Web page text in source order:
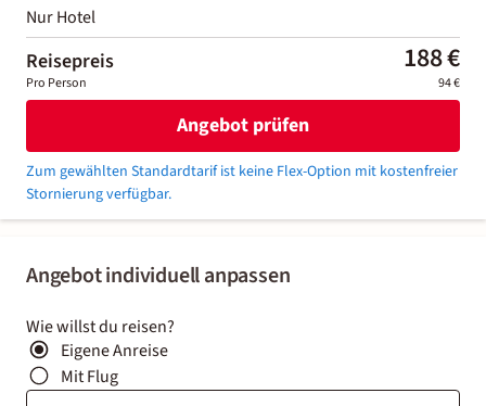
Angebot individuell anpassen
Wie willst du reisen?
Eigene Anreise
Mit Flug
Nur Hotel
Reisepreis 188 €
Pro Person 94 €
Angebot prüfen
Zum gewählten Standardtarif ist keine Flex-Option mit kostenfreier
Stornierung verfügbar.